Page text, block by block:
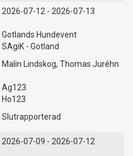
2026-07-12 - 2026-07-13
Gotlands Hundevent
SAgiK - Gotland
Malin Lindskog, Thomas Juréhn
Ag123
Ho123
Slutrapporterad
2026-07-09 - 2026-07-12